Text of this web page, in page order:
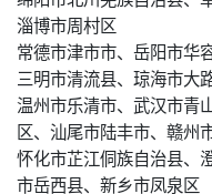
淄博市周村区
常德市津市市、岳阳市华
三明市清流县、琼海市大
温州市乐清市、武汉市青
区、汕尾市陆丰市、赣州
怀化市芷江侗族自治县、
市岳西县、新乡市凤泉区